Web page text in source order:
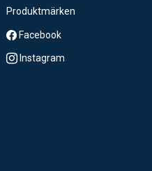
Produktmärken
Facebook
Instagram